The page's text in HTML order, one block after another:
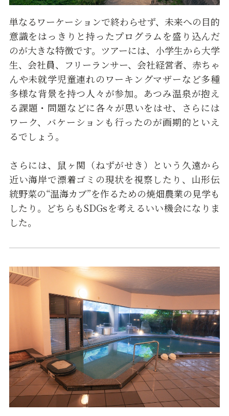
単なるワーケーションで終わらせず、未来への目的
意識をはっきりと持ったプログラムを盛り込んだ
のが大きな特徴です。ツアーには、小学生から大学
生、会社員、フリーランサー、会社経営者、赤ちゃ
んや未就学児童連れのワーキングマザーなど多種
多様な背景を持つ人々が参加。あつみ温泉が抱え
る課題・問題などに各々が思いをはせ、さらには
ワーク、バケーションも行ったのが画期的といえ
るでしょう。
さらには、鼠ヶ関（ねずがせき）という久遠から
近い海岸で漂着ゴミの現状を視察したり、山形伝
統野菜の“温海カブ”を作るための焼畑農業の見学も
したり。どちらもSDGsを考えるいい機会になりま
した。